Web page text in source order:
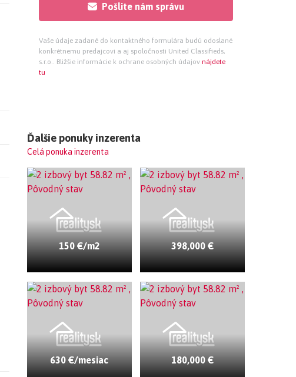
Pošlite nám správu
Vaše údaje zadané do kontaktného formulára budú odoslané
konkrétnemu predajcovi a aj spoločnosti United Classifieds,
s.r.o.. Bližšie informácie k ochrane osobných údajov nájdete
tu
Ďalšie ponuky inzerenta
Celá ponuka inzerenta
150 €/m2 398,000 €
630 €/mesiac 180,000 €